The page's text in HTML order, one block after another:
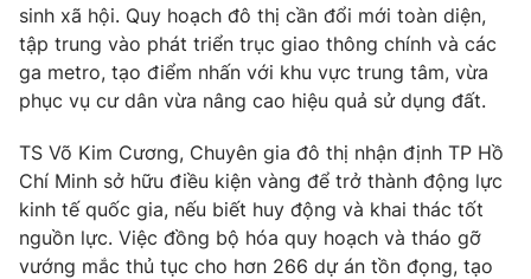
sinh xã hội. Quy hoạch đô thị cần đổi mới toàn diện,
tập trung vào phát triển trục giao thông chính và các
ga metro, tạo điểm nhấn với khu vực trung tâm, vừa
phục vụ cư dân vừa nâng cao hiệu quả sử dụng đất.
TS Võ Kim Cương, Chuyên gia đô thị nhận định TP Hồ
Chí Minh sở hữu điều kiện vàng để trở thành động lực
kinh tế quốc gia, nếu biết huy động và khai thác tốt
nguồn lực. Việc đồng bộ hóa quy hoạch và tháo gỡ
vướng mắc thủ tục cho hơn 266 dự án tồn đọng, tạo